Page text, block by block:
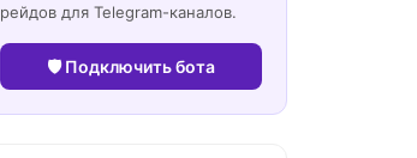
рейдов для Telegram-каналов.
🛡 Подключить бота